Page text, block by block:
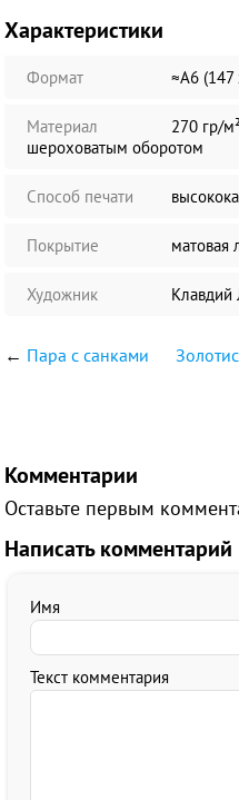
Характеристики
Формат ≈А6
Материал
270 гр/
шероховатым оборотом
Способ печати
Покрытие матовая
Художник Клавдий
← Пара с санками
Комментарии
Оставьте первым
Написать комментарий
Имя
Текст комментария